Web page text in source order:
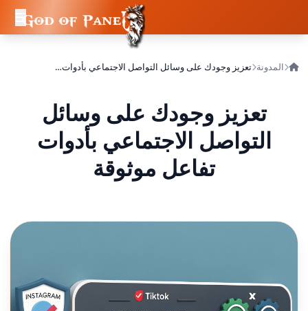
المدونة تعزيز وجودك على وسائل التواصل الاجتماعي بأدوات تفاعل موثوقة
تعزيز وجودك على وسائل
التواصل الاجتماعي بأدوات
تفاعل موثوقة